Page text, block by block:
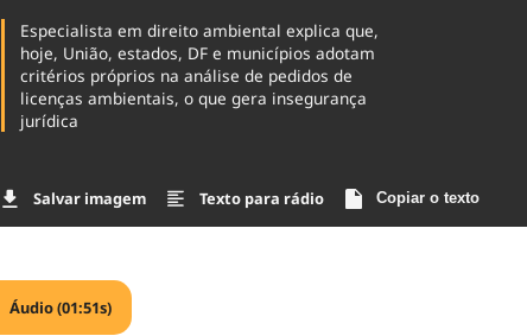
Especialista em direito ambiental explica que,
hoje, União, estados, DF e municípios adotam
critérios próprios na análise de pedidos de
licenças ambientais, o que gera insegurança
jurídica
Salvar imagem Texto para rádio Copiar o texto
Áudio (01:51s)